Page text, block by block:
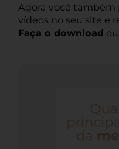
Agora você também
vídeos no seu site e
Faça o download ou